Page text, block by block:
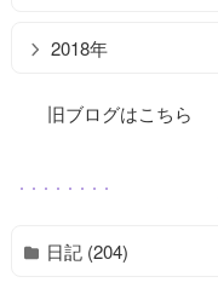
2018年
旧ブログはこちら
日記 (204)